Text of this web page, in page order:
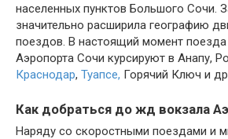
населенных пунктов Большого Сочи.
значительно расширила географию
поездов. В настоящий момент поезда
Аэропорта Сочи курсируют в Анапу,
Краснодар, Туапсе, Горячий Ключ и
Как добраться до жд вокзала
Наряду со скоростными поездами и